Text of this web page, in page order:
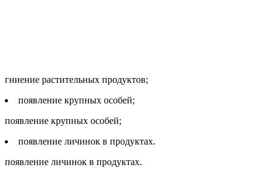
гниение растительных продуктов;
появление крупных особей;
появление крупных особей;
появление личинок в продуктах.
появление личинок в продуктах.